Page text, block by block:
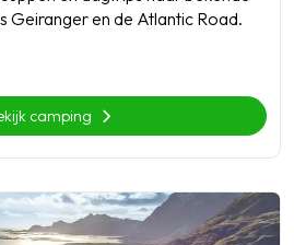
Geiranger en de Atlantic Road.
camping